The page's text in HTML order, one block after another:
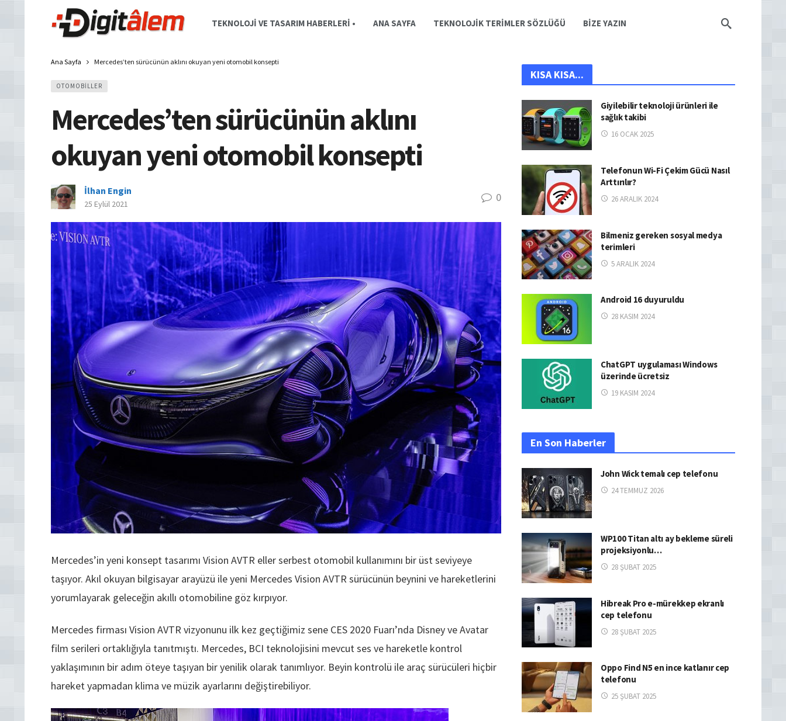
TEKNOLOJI VE TASARIM HABERLERI • ANA SAYFA TEKNOLOJIK TERIMLER SÖZLÜĞÜ BIZE YAZIN
Ana Sayfa Mercedes’ten sürücünün aklını okuyan yeni otomobil konsepti
OTOMOBILLER
Mercedes’ten sürücünün aklını
okuyan yeni otomobil konsepti
İlhan Engin
25 Eylül 2021 0
Mercedes’in yeni konsept tasarımı Vision AVTR eller serbest otomobil kullanımını bir üst seviyeye
taşıyor. Akıl okuyan bilgisayar arayüzü ile yeni Mercedes Vision AVTR sürücünün beynini ve hareketlerini
yorumlayarak geleceğin akıllı otomobiline göz kırpıyor.
Mercedes firması Vision AVTR vizyonunu ilk kez geçtiğimiz sene CES 2020 Fuarı’nda Disney ve Avatar
film serileri ortaklığıyla tanıtmıştı. Mercedes, BCI teknolojisini mevcut ses ve hareketle kontrol
yaklaşımının bir adım öteye taşıyan bir yenilik olarak tanımlıyor. Beyin kontrolü ile araç sürücüleri hiçbir
hareket yapmadan klima ve müzik ayarlarını değiştirebiliyor.
KISA KISA...
Giyilebilir teknoloji ürünleri ile
sağlık takibi
16 OCAK 2025
Telefonun Wi-Fi Çekim Gücü Nasıl
Arttırılır?
26 ARALIK 2024
Bilmeniz gereken sosyal medya
terimleri
5 ARALIK 2024
Android 16 duyuruldu
28 KASIM 2024
ChatGPT uygulaması Windows
üzerinde ücretsiz
19 KASIM 2024
En Son Haberler
John Wick temalı cep telefonu
24 TEMMUZ 2026
WP100 Titan altı ay bekleme süreli
projeksiyonlu…
28 ŞUBAT 2025
Hibreak Pro e-mürekkep ekranlı
cep telefonu
28 ŞUBAT 2025
Oppo Find N5 en ince katlanır cep
telefonu
25 ŞUBAT 2025